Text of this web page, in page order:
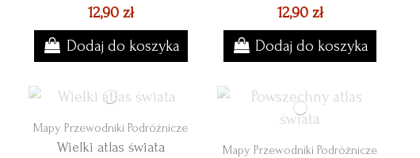
12,90 zł
Dodaj do koszyka
12,90 zł
Dodaj do koszyka
Mapy Przewodniki Podróżnicze
Wielki atlas świata Mapy Przewodniki Podróżnicze